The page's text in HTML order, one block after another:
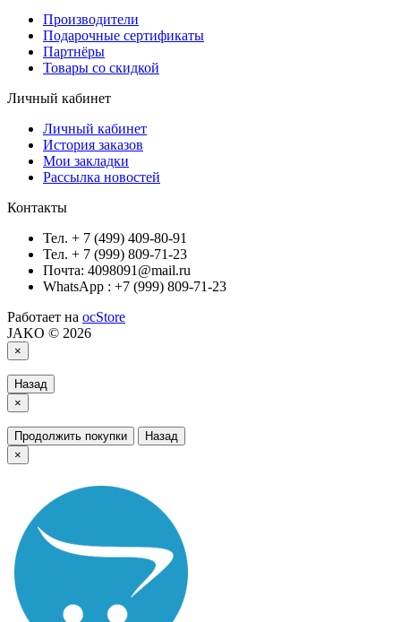
Производители
Подарочные сертификаты
Партнёры
Товары со скидкой
Личный кабинет
Личный кабинет
История заказов
Мои закладки
Рассылка новостей
Контакты
Тел. + 7 (499) 409-80-91
Тел. + 7 (999) 809-71-23
Почта: 4098091@mail.ru
WhatsApp : +7 (999) 809-71-23
Работает на ocStore
JAKO © 2026
×
Назад
×
Продолжить покупки
Назад
×